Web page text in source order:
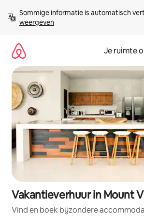
direct
naar
Sommige informatie is automatisch
weergeven
Je ruimte
Vakantieverhuur in Mount
Vind en boek bijzondere